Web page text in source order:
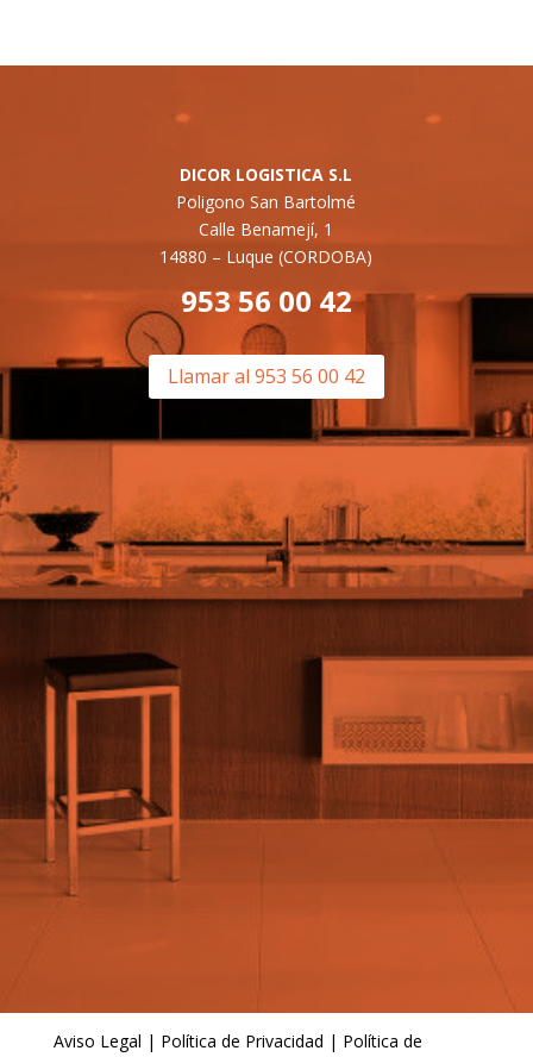
DICOR LOGISTICA S.L
Poligono San Bartolmé
Calle Benamejí, 1
14880 – Luque (CORDOBA)
953 56 00 42
Llamar al 953 56 00 42
Aviso Legal | Política de Privacidad | Política de